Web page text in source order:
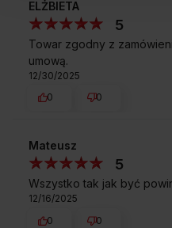
ELŻBIETA
5
Towar zgodny z
umową.
12/30/2025
0
0
Mateusz
5
Wszystko tak jak być
12/16/2025
0
0